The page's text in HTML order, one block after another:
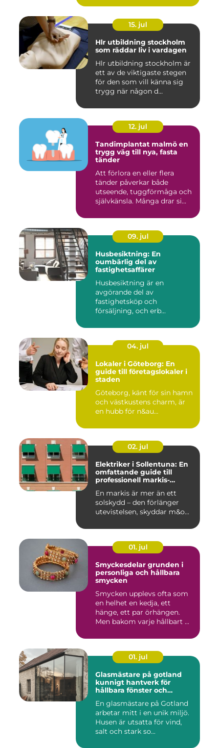
15. jul
Hlr utbildning stockholm
som räddar liv i vardagen
Hlr utbildning stockholm är
ett av de viktigaste stegen
för den som vill känna sig
trygg när någon d...
12. jul
Tandimplantat malmö en
trygg väg till nya, fasta
tänder
Att förlora en eller flera
tänder påverkar både
utseende, tuggförmåga och
självkänsla. Många drar si...
09. jul
Husbesiktning: En
oumbärlig del av
fastighetsaffärer
Husbesiktning är en
avgörande del av
fastighetsköp och
försäljning, och erb...
04. jul
Lokaler i Göteborg: En
guide till företagslokaler i
staden
Göteborg, känt för sin hamn
och västkustens charm, är
en hubb för n&au...
02. jul
Elektriker i Sollentuna: En
omfattande guide till
professionell markis-
En markis är mer än ett
solskydd – den förlänger
utevistelsen, skyddar m&o...
01. jul
Smyckesdelar grunden i
personliga och hållbara
smycken
Smycken upplevs ofta som
en helhet en kedja, ett
hänge, ett par örhängen.
Men bakom varje hållbart ...
01. jul
Glasmästare på gotland
kunnigt hantverk för
hållbara fönster och
En glasmästare på Gotland
arbetar mitt i en unik miljö.
Husen är utsatta för vind,
salt och stark so...